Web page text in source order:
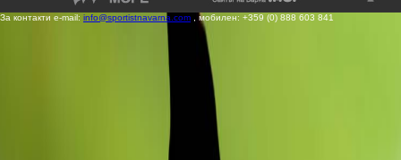
За контакти e-mail: info@sportistnavarna.com , мобилен: +359 (0) 888 603 841